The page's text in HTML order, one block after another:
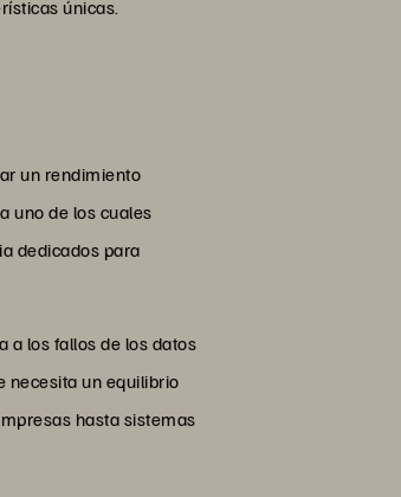
únicas.
un rendimiento
uno de los cuales
dedicados para
a los fallos de los datos
necesita un equilibrio
hasta sistemas